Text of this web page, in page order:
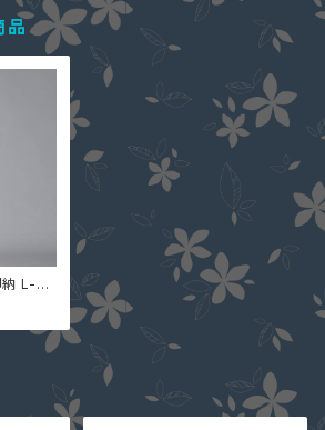
品
納 L-6L
サイズ
Y142
フリル
代 40